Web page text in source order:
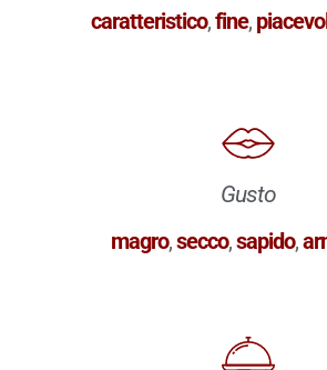
caratteristico,fine,
Gusto
magro,secco,sapido,